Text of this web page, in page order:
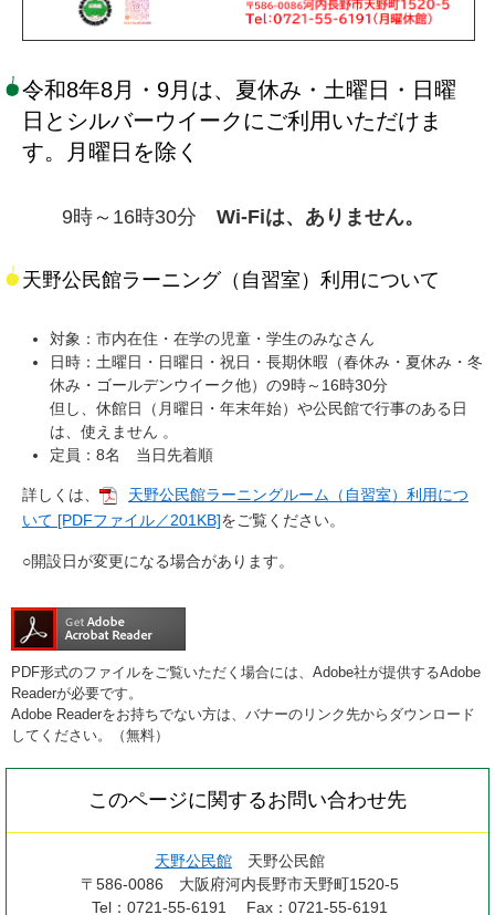
令和8年8月・9月は、夏休み・土曜日・日曜
日とシルバーウイークにご利用いただけま
す。月曜日を除く
9時～16時30分 Wi-Fiは、ありません。
天野公民館ラーニング（自習室）利用について
対象：市内在住・在学の児童・学生のみなさん
日時：土曜日・日曜日・祝日・長期休暇（春休み・夏休み・冬
休み・ゴールデンウイーク他）の9時～16時30分
但し、休館日（月曜日・年末年始）や公民館で行事のある日
は、使えません 。
定員：8名 当日先着順
詳しくは、
天野公民館ラーニングルーム（自習室）利用につ
いて [PDFファイル／201KB]をご覧ください。
○開設日が変更になる場合があります。
PDF形式のファイルをご覧いただく場合には、Adobe社が提供するAdobe
Readerが必要です。
Adobe Readerをお持ちでない方は、バナーのリンク先からダウンロード
してください。（無料）
このページに関するお問い合わせ先
天野公民館
天野公民館
〒586-0086
大阪府河内長野市天野町1520-5
Tel：0721-55-6191
Fax：0721-55-6191